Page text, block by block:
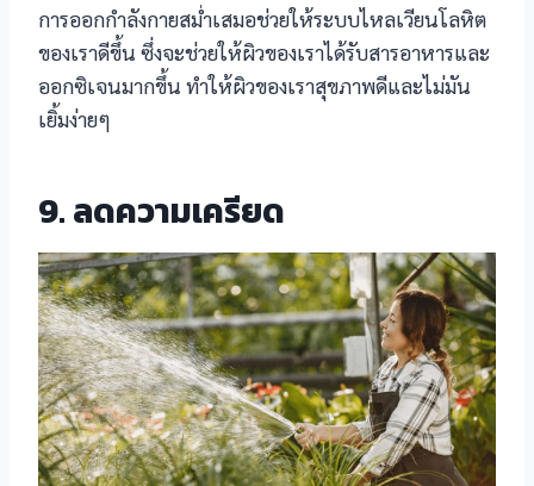
การออกกำลังกายสม่ำเสมอช่วยให้ระบบไหลเวียนโลหิต
ของเราดีขึ้น ซึ่งจะช่วยให้ผิวของเราได้รับสารอาหารและ
ออกซิเจนมากขึ้น ทำให้ผิวของเราสุขภาพดีและไม่มัน
เยิ้มง่ายๆ
9. ลดความเครียด